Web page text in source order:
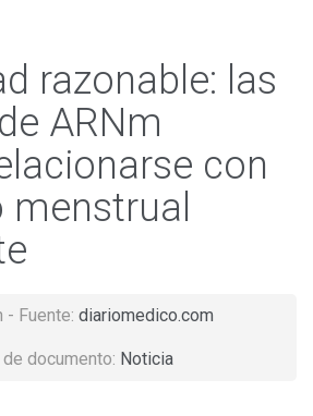
razonable: las
ARNm
con
- Fuente: diariomedico.com
documento: Noticia